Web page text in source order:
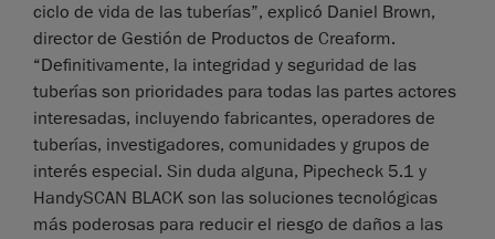
ciclo de vida de las tuberías”, explicó Daniel Brown,
director de Gestión de Productos de Creaform.
“Definitivamente, la integridad y seguridad de las
tuberías son prioridades para todas las partes actores
interesadas, incluyendo fabricantes, operadores de
tuberías, investigadores, comunidades y grupos de
interés especial. Sin duda alguna, Pipecheck 5.1 y
HandySCAN BLACK son las soluciones tecnológicas
más poderosas para reducir el riesgo de daños a las